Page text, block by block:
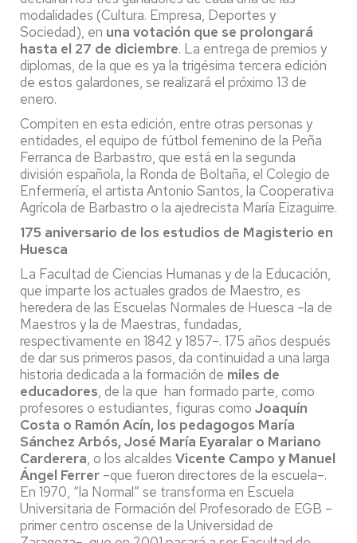
modalidades (Cultura. Empresa, Deportes y
Sociedad), en una votación que se prolongará
hasta el 27 de diciembre. La entrega de premios y
diplomas, de la que es ya la trigésima tercera edición
de estos galardones, se realizará el próximo 13 de
enero.
Compiten en esta edición, entre otras personas y
entidades, el equipo de fútbol femenino de la Peña
Ferranca de Barbastro, que está en la segunda
división española, la Ronda de Boltaña, el Colegio de
Enfermería, el artista Antonio Santos, la Cooperativa
Agrícola de Barbastro o la ajedrecista María Eizaguirre.
175 aniversario de los estudios de Magisterio en
Huesca
La Facultad de Ciencias Humanas y de la Educación,
que imparte los actuales grados de Maestro, es
heredera de las Escuelas Normales de Huesca –la de
Maestros y la de Maestras, fundadas,
respectivamente en 1842 y 1857–. 175 años después
de dar sus primeros pasos, da continuidad a una larga
historia dedicada a la formación de miles de
educadores, de la que han formado parte, como
profesores o estudiantes, figuras como Joaquín
Costa o Ramón Acín, los pedagogos María
Sánchez Arbós, José María Eyaralar o Mariano
Carderera, o los alcaldes Vicente Campo y Manuel
Ángel Ferrer –que fueron directores de la escuela–.
En 1970, “la Normal” se transforma en Escuela
Universitaria de Formación del Profesorado de EGB –
primer centro oscense de la Universidad de